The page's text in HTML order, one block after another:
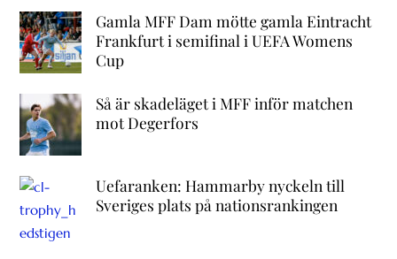
Gamla MFF Dam mötte gamla Eintracht
Frankfurt i semifinal i UEFA Womens
Cup
Så är skadeläget i MFF inför matchen
mot Degerfors
Uefaranken: Hammarby nyckeln till
Sveriges plats på nationsrankingen